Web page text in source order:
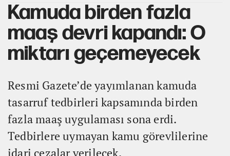
Kamuda birden fazla
maaş devri kapandı: O
miktarı geçemeyecek
Resmi Gazete’de yayımlanan kamuda
tasarruf tedbirleri kapsamında birden
fazla maaş uygulaması sona erdi.
Tedbirlere uymayan kamu görevlilerine
idari cezalar verilecek.